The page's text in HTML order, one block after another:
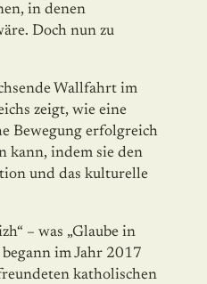
in denen
Doch nun zu
Wallfahrt im
zeigt, wie eine
Bewegung erfolgreich
kann, indem sie den
und das kulturelle
– was „Glaube in
im Jahr 2017
katholischen